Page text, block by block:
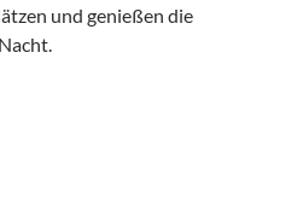
und genießen die